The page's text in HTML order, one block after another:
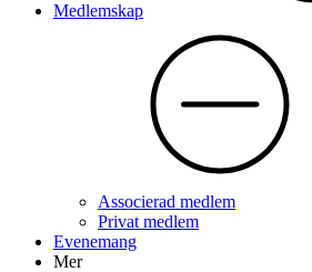
Medlemskap
Associerad medlem
Privat medlem
Evenemang
Mer